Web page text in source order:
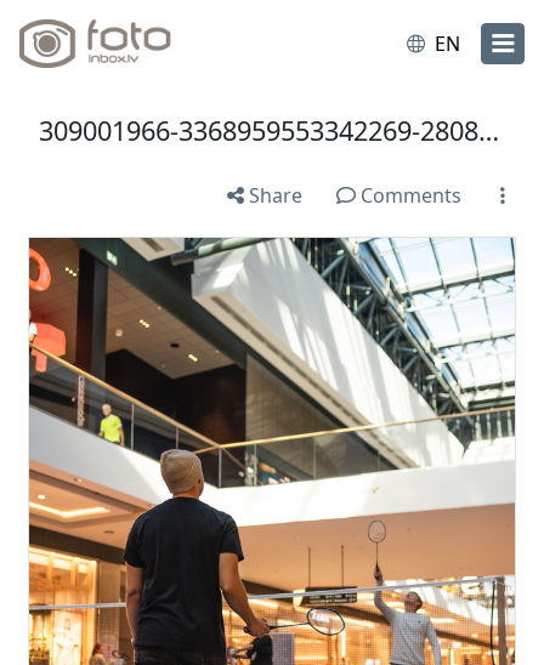
EN
309001966-3368959553342269-2808918768470401592-n.jpg
Share Comments